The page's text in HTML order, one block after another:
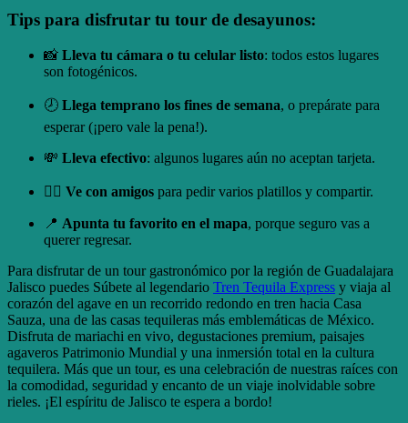
Tips para disfrutar tu tour de desayunos:
📸 Lleva tu cámara o tu celular listo: todos estos lugares
son fotogénicos.
🕗 Llega temprano los fines de semana, o prepárate para
esperar (¡pero vale la pena!).
💸 Lleva efectivo: algunos lugares aún no aceptan tarjeta.
👯‍♂️ Ve con amigos para pedir varios platillos y compartir.
📍 Apunta tu favorito en el mapa, porque seguro vas a
querer regresar.
Para disfrutar de un tour gastronómico por la región de Guadalajara
Jalisco puedes Súbete al legendario Tren Tequila Express y viaja al
corazón del agave en un recorrido redondo en tren hacia Casa
Sauza, una de las casas tequileras más emblemáticas de México.
Disfruta de mariachi en vivo, degustaciones premium, paisajes
agaveros Patrimonio Mundial y una inmersión total en la cultura
tequilera. Más que un tour, es una celebración de nuestras raíces con
la comodidad, seguridad y encanto de un viaje inolvidable sobre
rieles. ¡El espíritu de Jalisco te espera a bordo!